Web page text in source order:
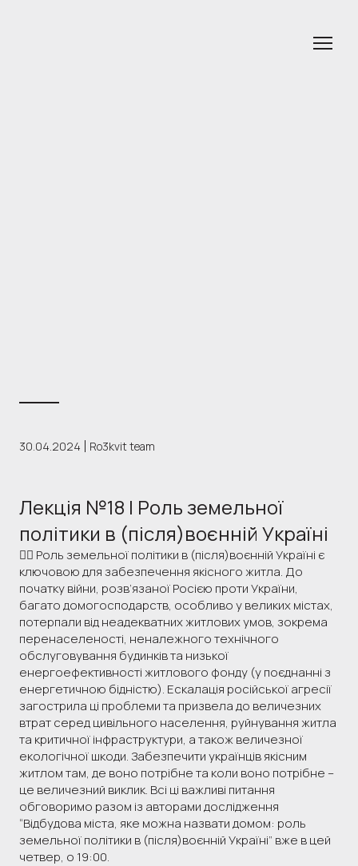
30.04.2024 Ro3kvit team
Лекція №18 | Роль земельної
політики в (після)воєнній Україні
👉🏻 Роль земельної політики в (після)воєнній Україні є
ключовою для забезпечення якісного житла. До
початку війни, розв’язаної Росією проти України,
багато домогосподарств, особливо у великих містах,
потерпали від неадекватних житлових умов, зокрема
перенаселеності, неналежного технічного
обслуговування будинків та низької
енергоефективності житлового фонду (у поєднанні з
енергетичною бідністю). Ескалація російської агресії
загострила ці проблеми та призвела до величезних
втрат серед цивільного населення, руйнування житла
та критичної інфраструктури, а також величезної
екологічної шкоди. Забезпечити українців якісним
житлом там, де воно потрібне та коли воно потрібне –
це величезний виклик. Всі ці важливі питання
обговоримо разом із авторами дослідження
“Відбудова міста, яке можна назвати домом: роль
земельної політики в (після)воєнній Україні” вже в цей
четвер, о 19:00.